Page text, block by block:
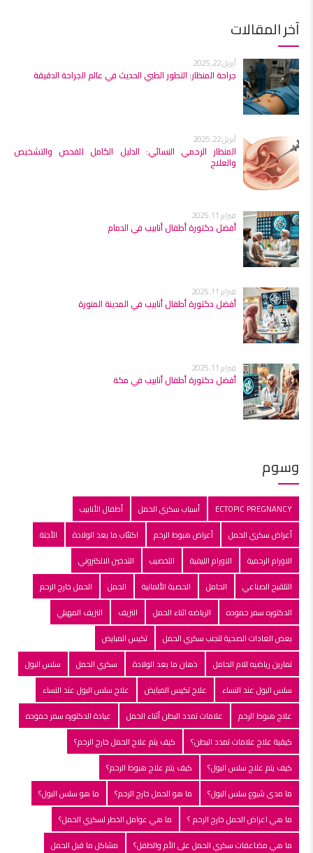
آخر المقالات
أبريل 22, 2025
جراحة المنظار: التطور الطبي الحديث في عالم الجراحة الدقيقة
أبريل 22, 2025
المنظار الرحمي النسائي: الدليل الكامل للفحص والتشخيص
والعلاج
فبراير 11, 2025
أفضل دكتورة أطفال أنابيب في الدمام
فبراير 11, 2025
أفضل دكتورة أطفال أنابيب في المدينة المنورة
فبراير 11, 2025
أفضل دكتورة أطفال أنابيب في مكة
وسوم
ECTOPIC PREGNANCY أسباب سكري الحمل
أطفال الأنابيب
أعراض سكري الحمل
أعراض هبوط الرحم اكتئاب ما بعد الولادة
الأجنة
الاورام الرحمية
الاورام الليفية التخصيب
التدخين الالكتروني
التلقبح الصناعي
الحامل الحصبة الألمانية الحمل
الحمل خارج الرحم
الدكتوره سمر حموده
الرياضه اثناء الحمل النزيف
النزيف المهبلي
بعض العادات الصحية لتجنب سكري الحمل
تكيس المبايض
تمارين رياضيه للام الحامل
ذهان ما بعد الولادة سكري الحمل
سلس البول
سلس البول عند النساء
علاج تكيس المبايض
علاج سلس البول عند النساء
علاج هبوط الرحم
علامات تمدد البطن أثناء الحمل
عيادة الدكتوره سمر حموده
كيفية علاج علامات تمدد البطن؟
كيف يتم علاج الحمل خارج الرحم؟
كيف يتم علاج سلس البول؟
كيف يتم علاج هبوط الرحم؟
ما مدى شيوع سلس البول؟
ما هو الحمل خارج الرحم؟
ما هو سلس البول؟
ما هي اعراض الحمل خارج الرحم ؟
ما هي عوامل الخطر لسكري الحمل؟
ما هي مضاعفات سكري الحمل على الأم والطفل؟
مشاكل ما قبل الحمل